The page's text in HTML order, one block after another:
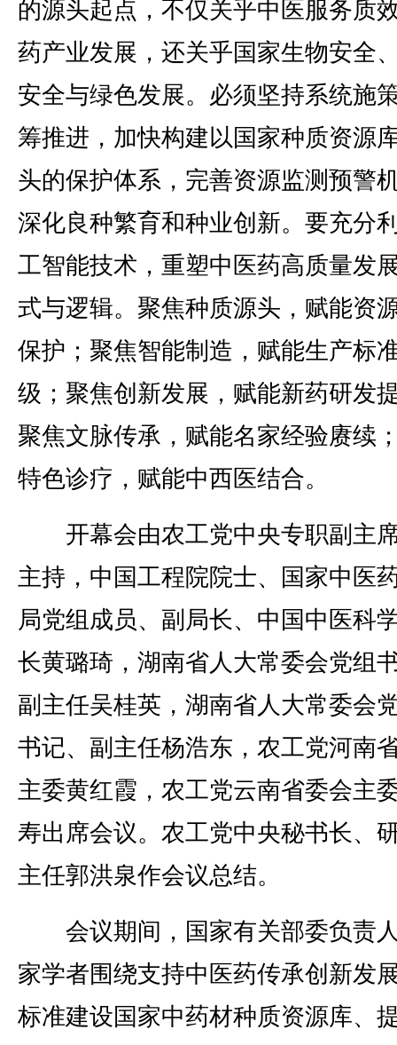
的源头起点，不仅关乎中医服务质
药产业发展，还关乎国家生物安全
安全与绿色发展。必须坚持系统施
筹推进，加快构建以国家种质资源
头的保护体系，完善资源监测预警
深化良种繁育和种业创新。要充分
工智能技术，重塑中医药高质量发
式与逻辑。聚焦种质源头，赋能资
保护；聚焦智能制造，赋能生产标
级；聚焦创新发展，赋能新药研发
聚焦文脉传承，赋能名家经验赓续
特色诊疗，赋能中西医结合。
开幕会由农工党中央专职副主
主持，中国工程院院士、国家中医
局党组成员、副局长、中国中医科
长黄璐琦，湖南省人大常委会党组
副主任吴桂英，湖南省人大常委会
书记、副主任杨浩东，农工党河南
主委黄红霞，农工党云南省委会主
寿出席会议。农工党中央秘书长、
主任郭洪泉作会议总结。
会议期间，国家有关部委负责
家学者围绕支持中医药传承创新发
标准建设国家中药材种质资源库、